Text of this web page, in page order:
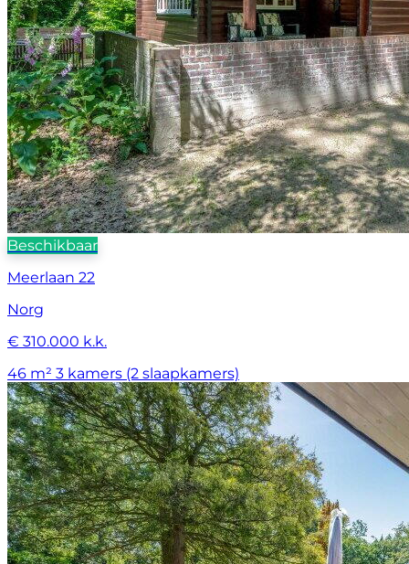
Beschikbaar
Meerlaan 22
Norg
€ 310.000 k.k.
46 m² 3 kamers (2 slaapkamers)